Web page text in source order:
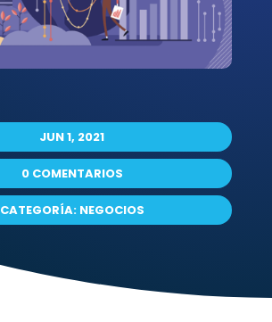
JUN 1, 2021
0 COMENTARIOS
CATEGORÍA: NEGOCIOS